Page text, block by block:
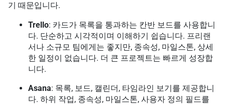
기 때문입니다.
Trello: 카드가 목록을 통과하는 칸반 보드를 사용합니
다. 단순하고 시각적이며 이해하기 쉽습니다. 프리랜
서나 소규모 팀에게는 좋지만, 종속성, 마일스톤, 상세
한 일정이 없습니다. 더 큰 프로젝트는 빠르게 성장합
니다.
Asana: 목록, 보드, 캘린더, 타임라인 보기를 제공합니
다. 하위 작업, 종속성, 마일스톤, 사용자 정의 필드를